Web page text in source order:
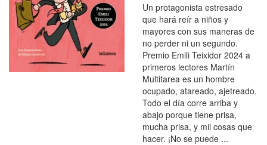
Un protagonista estresado
que hará reír a niños y
mayores con sus maneras de
no perder ni un segundo.
Premio Emili Teixidor 2024 a
primeros lectores Martín
Multitarea es un hombre
ocupado, atareado, ajetreado.
Todo el día corre arriba y
abajo porque tiene prisa,
mucha prisa, y mil cosas que
hacer. ¡No se puede ...